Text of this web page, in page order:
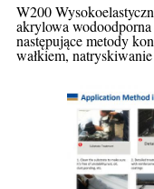
W200
akrylowa
następujące metody
wałkiem,